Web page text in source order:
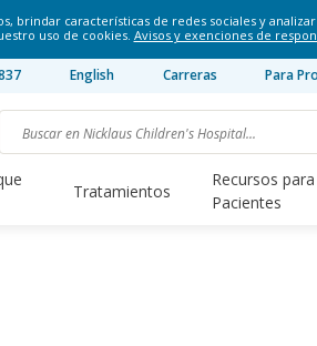
brindar características de redes sociales y
uso de cookies. Avisos y exenciones de
English Carreras Para
Tratamientos
Recursos para
Pacientes